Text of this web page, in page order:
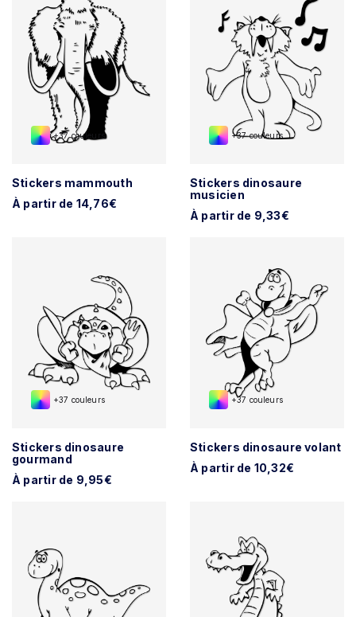
+37 couleurs
Stickers mammouth
À partir de 14,76€
+37 couleurs
Stickers dinosaure
musicien
À partir de 9,33€
+37 couleurs
Stickers dinosaure
gourmand
À partir de 9,95€
+37 couleurs
Stickers dinosaure volant
À partir de 10,32€